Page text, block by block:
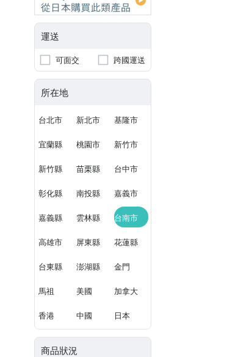
運送
可面交 跨國運送
所在地
台北市 新北市 基隆市
宜蘭縣 桃園市 新竹市
新竹縣 苗栗縣 台中市
彰化縣 南投縣 嘉義市
嘉義縣 雲林縣 台南市
高雄市 屏東縣 花蓮縣
台東縣 澎湖縣 金門
馬祖 美國 加拿大
香港 中國 日本
商品狀況